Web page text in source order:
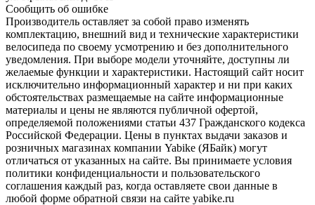
Сообщить об ошибке
Производитель оставляет за собой право изменять
комплектацию, внешний вид и технические характеристики
велосипеда по своему усмотрению и без дополнительного
уведомления. При выборе модели уточняйте, доступны ли
желаемые функции и характеристики. Настоящий сайт носит
исключительно информационный характер и ни при каких
обстоятельствах размещаемые на сайте информационные
материалы и цены не являются публичной офертой,
определяемой положениями статьи 437 Гражданского кодекса
Российской Федерации. Цены в пунктах выдачи заказов и
розничных магазинах компании Yabike (ЯБайк) могут
отличаться от указанных на сайте. Вы принимаете условия
политики конфиденциальности и пользовательского
соглашения каждый раз, когда оставляете свои данные в
любой форме обратной связи на сайте yabike.ru